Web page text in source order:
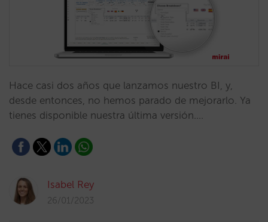
Hace casi dos años que lanzamos nuestro BI, y,
desde entonces, no hemos parado de mejorarlo. Ya
tienes disponible nuestra última versión.…
Isabel Rey
26/01/2023